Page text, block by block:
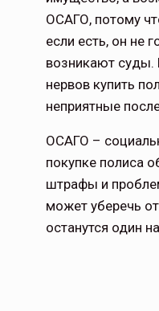
ОСАГО, потому
если есть, он не
возникают суды.
нервов купить
неприятные
ОСАГО –
покупке полиса
штрафы и
может уберечь
останутся один